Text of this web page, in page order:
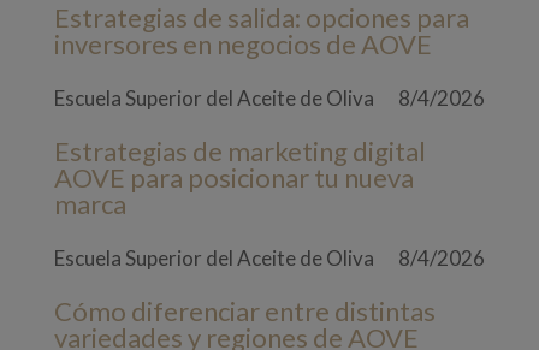
Estrategias de salida: opciones para
inversores en negocios de AOVE
Escuela Superior del Aceite de Oliva 8/4/2026
Estrategias de marketing digital
AOVE para posicionar tu nueva
marca
Escuela Superior del Aceite de Oliva 8/4/2026
Cómo diferenciar entre distintas
variedades y regiones de AOVE